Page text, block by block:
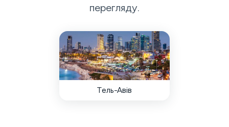
перегляду.
Тель-Авів